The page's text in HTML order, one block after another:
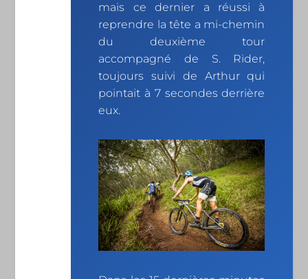
mais ce dernier a réussi à
reprendre la tête a mi-chemin
du deuxième tour
accompagné de S. Rider,
toujours suivi de Arthur qui
pointait à 7 secondes derrière
eux.